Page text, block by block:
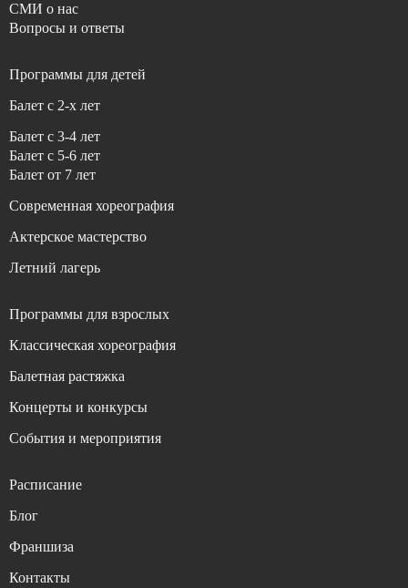
СМИ о нас
Вопросы и ответы
Программы для детей
Балет с 2-x лет
Балет с 3-4 лет
Балет с 5-6 лет
Балет от 7 лет
Современная хореография
Актерское мастерство
Летний лагерь
Программы для взрослых
Классическая хореография
Балетная растяжка
Концерты и конкурсы
События и мероприятия
Расписание
Блог
Франшиза
Контакты